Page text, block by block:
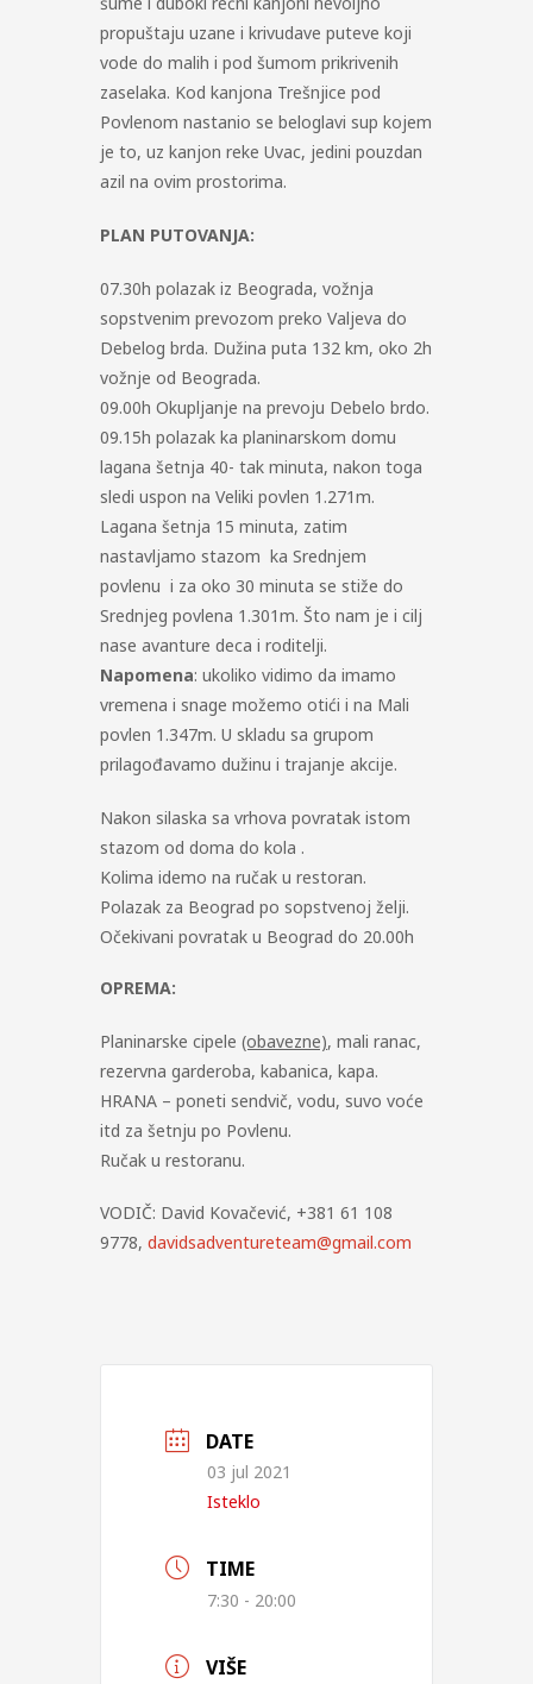
propuštaju uzane i krivudave puteve koji
vode do malih i pod šumom prikrivenih
zaselaka. Kod kanjona Trešnjice pod
Povlenom nastanio se beloglavi sup kojem
je to, uz kanjon reke Uvac, jedini pouzdan
azil na ovim prostorima.
PLAN PUTOVANJA:
07.30h polazak iz Beograda, vožnja
sopstvenim prevozom preko Valjeva do
Debelog brda. Dužina puta 132 km, oko 2h
vožnje od Beograda.
09.00h Okupljanje na prevoju Debelo brdo.
09.15h polazak ka planinarskom domu
lagana šetnja 40- tak minuta, nakon toga
sledi uspon na Veliki povlen 1.271m.
Lagana šetnja 15 minuta, zatim
nastavljamo stazom ka Srednjem
povlenu i za oko 30 minuta se stiže do
Srednjeg povlena 1.301m. Što nam je i cilj
nase avanture deca i roditelji.
Napomena: ukoliko vidimo da imamo
vremena i snage možemo otići i na Mali
povlen 1.347m. U skladu sa grupom
prilagođavamo dužinu i trajanje akcije.
Nakon silaska sa vrhova povratak istom
stazom od doma do kola .
Kolima idemo na ručak u restoran.
Polazak za Beograd po sopstvenoj želji.
Očekivani povratak u Beograd do 20.00h
OPREMA:
Planinarske cipele (obavezne), mali ranac,
rezervna garderoba, kabanica, kapa.
HRANA – poneti sendvič, vodu, suvo voće
itd za šetnju po Povlenu.
Ručak u restoranu.
VODIČ: David Kovačević, +381 61 108
9778, davidsadventureteam@gmail.com
DATE
03 jul 2021
Isteklo
TIME
7:30 - 20:00
VIŠE